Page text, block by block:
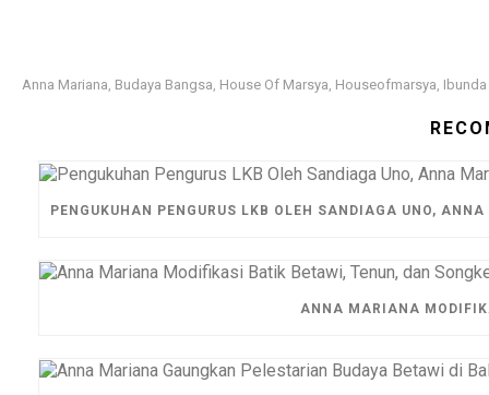
Anna Mariana, Budaya Bangsa, House Of Marsya, Houseofmarsya,
PENGUKUHAN PENGURUS LKB OLEH SANDIAGA UNO,
ANNA MARIANA